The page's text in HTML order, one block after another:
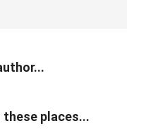
these places...